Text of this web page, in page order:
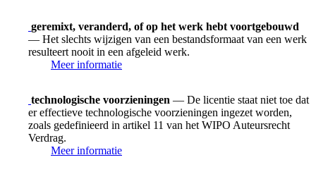
geremixt, veranderd, of op het werk hebt voortgebouwd
— Het slechts wijzigen van een bestandsformaat van een werk
resulteert nooit in een afgeleid werk.
Meer informatie
technologische voorzieningen — De licentie staat niet toe dat
er effectieve technologische voorzieningen ingezet worden,
zoals gedefinieerd in artikel 11 van het WIPO Auteursrecht
Verdrag.
Meer informatie